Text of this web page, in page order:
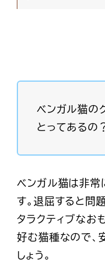
ベンガル猫の
とってあるの
ベンガル猫は非常
す。退屈すると問
タラクティブなお
好む猫種なので、
しょう。